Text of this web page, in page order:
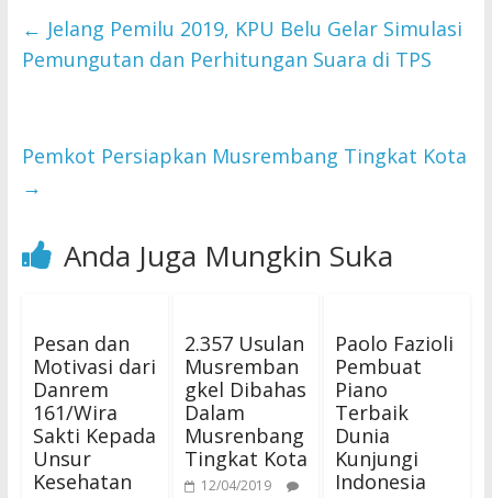
← Jelang Pemilu 2019, KPU Belu Gelar Simulasi
Pemungutan dan Perhitungan Suara di TPS
Pemkot Persiapkan Musrembang Tingkat Kota
→
Anda Juga Mungkin Suka
Pesan dan
Motivasi dari
Danrem
161/Wira
Sakti Kepada
Unsur
Kesehatan
2.357 Usulan
Musremban
gkel Dibahas
Dalam
Musrenbang
Tingkat Kota
12/04/2019
Paolo Fazioli
Pembuat
Piano
Terbaik
Dunia
Kunjungi
Indonesia